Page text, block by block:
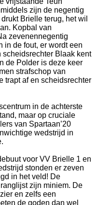
zijn de negentig
Brielle terug, het wil
Kopbal van
zevenennegentig
in de fout, er wordt een
Blaak kent
de Polder is deze keer
strafschop van
trapt af en scheidsrechter
in de achterste
maar op cruciale
van Spartaan’20
wedstrijd in
voor VV Brielle 1 en
stonden er zeven
in het veld! De
zijn miniem. De
en zelfs een
de goden dan wel